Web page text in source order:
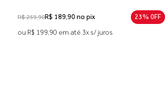
ou R$ 219,90 em até 4x s/ juros